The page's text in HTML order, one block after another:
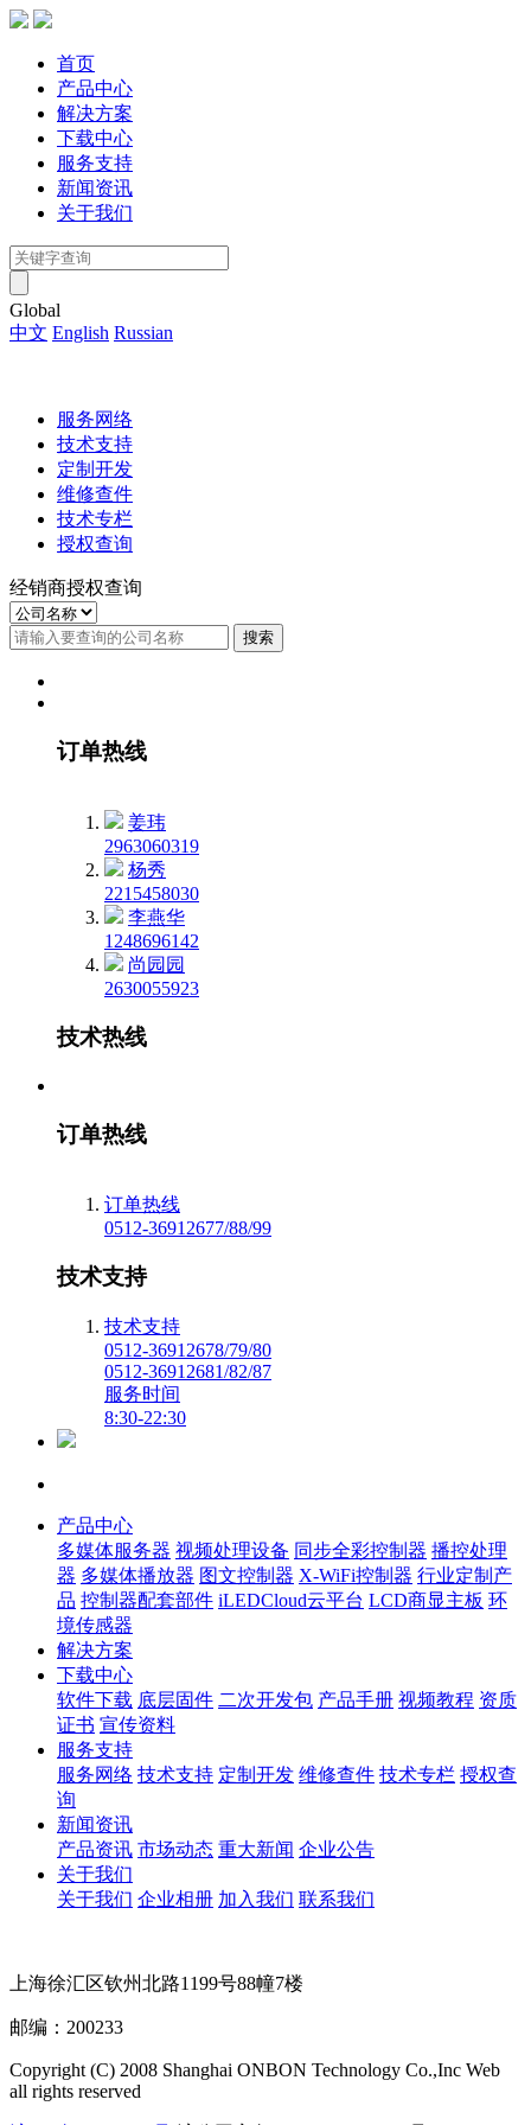
首页
产品中心
解决方案
下载中心
服务支持
新闻资讯
关于我们
Global
中文 English Russian
服务网络
技术支持
定制开发
维修查件
技术专栏
授权查询
经销商授权查询
订单热线
姜玮
2963060319
杨秀
2215458030
李燕华
1248696142
尚园园
2630055923
技术热线
订单热线
订单热线
0512-36912677/88/99
技术支持
技术支持
0512-36912678/79/80
0512-36912681/82/87
服务时间
8:30-22:30
产品中心
多媒体服务器 视频处理设备 同步全彩控制器 播控处理
器 多媒体播放器 图文控制器 X-WiFi控制器 行业定制产
品 控制器配套部件 iLEDCloud云平台 LCD商显主板 环
境传感器
解决方案
下载中心
软件下载 底层固件 二次开发包 产品手册 视频教程 资质
证书 宣传资料
服务支持
服务网络 技术支持 定制开发 维修查件 技术专栏 授权查
询
新闻资讯
产品资讯 市场动态 重大新闻 企业公告
关于我们
关于我们 企业相册 加入我们 联系我们
上海徐汇区钦州北路1199号88幢7楼
邮编：200233
Copyright (C) 2008 Shanghai ONBON Technology Co.,Inc Web
all rights reserved